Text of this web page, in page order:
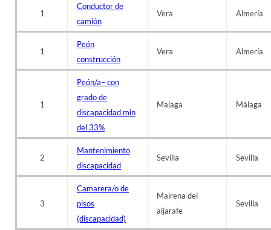
1
Conductor de
camión
Vera Almería
1
Peón
construcción
Vera Almería
1
Peón/a– con
grado de
discapacidad min
del 33%
Malaga Málaga
2
Mantenimiento
discapacidad
Sevilla Sevilla
3
Camarera/o de
pisos
(discapacidad)
Mairena del
aljarafe
Sevilla